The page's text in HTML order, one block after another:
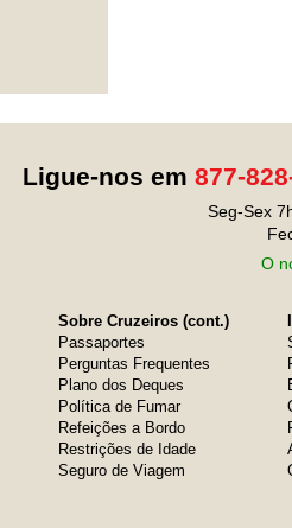
Ligue-nos em 877-
Seg-Sex
O
Sobre Cruzeiros (cont.)
Passaportes
Perguntas Frequentes
Plano dos Deques
Política de Fumar
Refeições a Bordo
Restrições de Idade
Seguro de Viagem